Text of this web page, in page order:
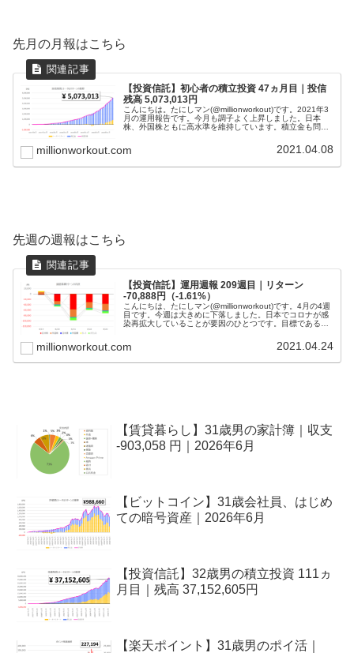
先月の月報はこちら
【投資信託】初心者の積立投資 47ヵ月目｜投信
残高 5,073,013円
こんにちは。たにしマン(@millionworkout)です。2021年3
月の運用報告です。今月も調子よく上昇しました。日本
株、外国株ともに高水準を維持しています。積立金も問題
millionworkout.com 2021.04.08
先週の週報はこちら
【投資信託】運用週報 209週目｜リターン
-70,888円（-1.61%）
こんにちは、たにしマン(@millionworkout)です。4月の4週
目です。今週は大きめに下落しました。日本でコロナが感
染再拡大していることが要因のひとつです。目標である１
millionworkout.com 2021.04.24
【賃貸暮らし】31歳男の家計簿｜収支
-903,058 円｜2026年6月
【ビットコイン】31歳会社員、はじめ
ての暗号資産｜2026年6月
【投資信託】32歳男の積立投資 111ヵ
月目｜残高 37,152,605円
【楽天ポイント】31歳男のポイ活｜